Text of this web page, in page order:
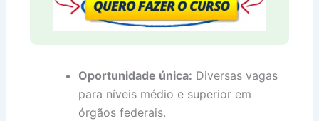
Oportunidade única: Diversas vagas
para níveis médio e superior em
órgãos federais.